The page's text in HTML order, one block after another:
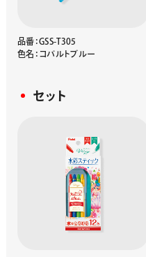
品番：GSS-T305
色名：コバルトブルー
セット